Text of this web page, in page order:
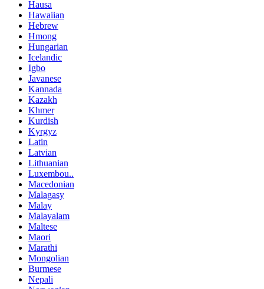
Hausa
Hawaiian
Hebrew
Hmong
Hungarian
Icelandic
Igbo
Javanese
Kannada
Kazakh
Khmer
Kurdish
Kyrgyz
Latin
Latvian
Lithuanian
Luxembou..
Macedonian
Malagasy
Malay
Malayalam
Maltese
Maori
Marathi
Mongolian
Burmese
Nepali